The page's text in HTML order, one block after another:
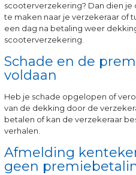
scooterverzekering? Dan dien
te maken naar je verzekeraar of
een dag na betaling weer
scooterverzekering.
Schade en de
voldaan
Heb je schade opgelopen of
van de dekking door de
betalen of kan de verzekeraar
verhalen.
Afmelding
geen